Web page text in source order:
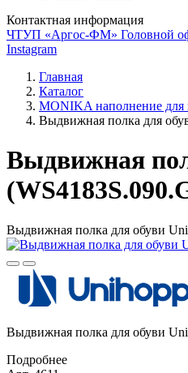
Контактная информация
ЧТУП «Аргос-ФМ» Головной
Instagram
Главная
Каталог
MONIKA наполнение для
Выдвижная полка для
Выдвижная
Выдвижная полка для обуви
Выдвижная полка для обуви
Подробнее